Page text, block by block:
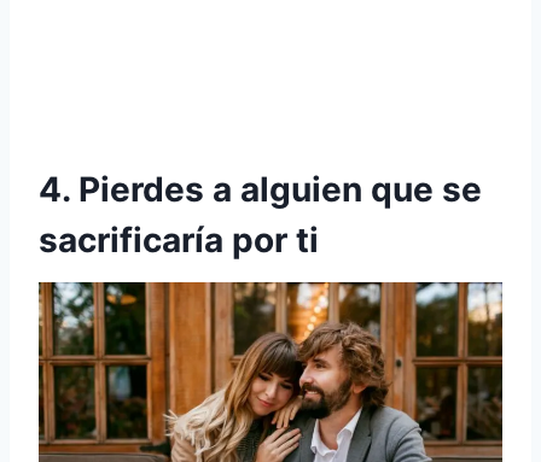
4. Pierdes a alguien que se
sacrificaría por ti